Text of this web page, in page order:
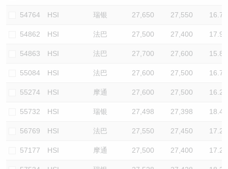
54764 HSI 瑞银 27,650 27,550 16.7
54862 HSI 法巴 27,500 27,400 17.9
54863 HSI 法巴 27,700 27,600 15.8
55084 HSI 法巴 27,600 27,500 16.7
55274 HSI 摩通 27,600 27,500 16.2
55732 HSI 瑞银 27,498 27,398 18.4
56769 HSI 法巴 27,550 27,450 17.2
57177 HSI 摩通 27,500 27,400 17.2
牛熊证文件及公告
牛熊证文件及公告 (瑞信)
ADR
收市竞价变化